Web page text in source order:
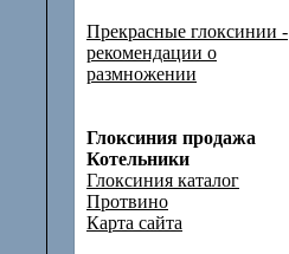
Прекрасные глоксинии -
рекомендации о
размножении
Глоксиния продажа
Котельники
Глоксиния каталог
Протвино
Карта сайта